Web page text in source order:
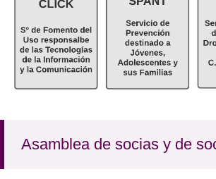
Asamblea de socias y de